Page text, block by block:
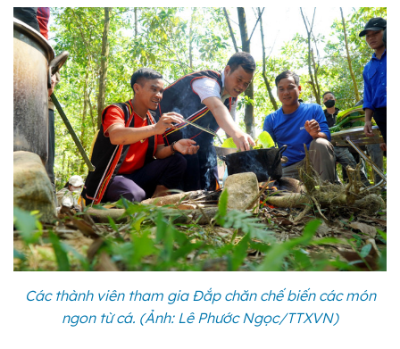
Các thành viên tham gia Đắp chăn chế biến các món
ngon từ cá. (Ảnh: Lê Phước Ngọc/TTXVN)